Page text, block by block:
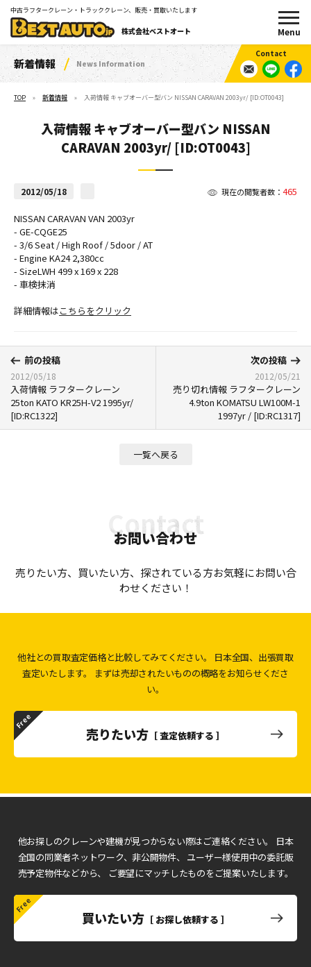
中古ラフタークレーン・トラッククレーン、販売・買取いたします
株式会社ベストオート
新着情報 News Information
TOP 新着情報 入荷情報 キャブオーバー型バン NISSAN CARAVAN 2003yr/ [ID:OT0043]
入荷情報 キャブオーバー型バン NISSAN
CARAVAN 2003yr/ [ID:OT0043]
現在の閲覧者数： 465
2012/05/18
NISSAN CARAVAN VAN 2003yr
- GE-CQGE25
- 3/6 Seat / High Roof / 5door / AT
- Engine KA24 2,380cc
- SizeLWH 499 x 169 x 228
- 車検抹消
詳細情報はこちらをクリック
前の投稿
2012/05/18
入荷情報 ラフタークレーン
25ton KATO KR25H-V2 1995yr/
[ID:RC1322]
次の投稿
2012/05/21
売り切れ情報 ラフタークレーン
4.9ton KOMATSU LW100M-1
1997yr / [ID:RC1317]
一覧へ戻る
お問い合わせ
売りたい方、買いたい方、探されている方お気軽にお問い合
わせください！
他社との買取査定価格と比較してみてください。
日本全国、出張買取
査定いたします。
まずは売却されたいものの概略をお知らせくださ
い。
売りたい方 ［ 査定依頼する ］
他お探しのクレーンや建機が見つからない際はご連絡ください。
日本
全国の同業者ネットワーク、非公開物件、 ユーザー様使用中の委託販
売予定物件などから、
ご要望にマッチしたものをご提案いたします。
買いたい方［ お探し依頼する ］